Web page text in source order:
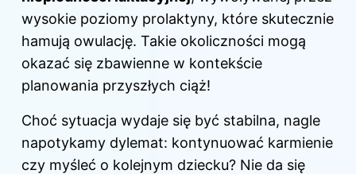
wysokie poziomy prolaktyny, które skutecznie
hamują owulację. Takie okoliczności mogą
okazać się zbawienne w kontekście
planowania przyszłych ciąż!
Choć sytuacja wydaje się być stabilna, nagle
napotykamy dylemat: kontynuować karmienie
czy myśleć o kolejnym dziecku? Nie da się